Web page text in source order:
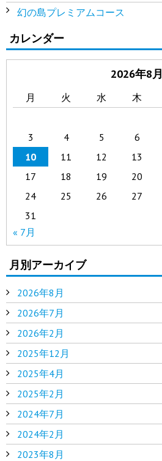
幻の島プレミアムコース
カレンダー
2026年8月
月 火 水 木
3
4 5 6
10
11 12 13
17
18 19 20
24
25 26 27
31
« 7月
月別アーカイブ
2026年8月
2026年7月
2026年2月
2025年12月
2025年4月
2025年2月
2024年7月
2024年2月
2023年8月